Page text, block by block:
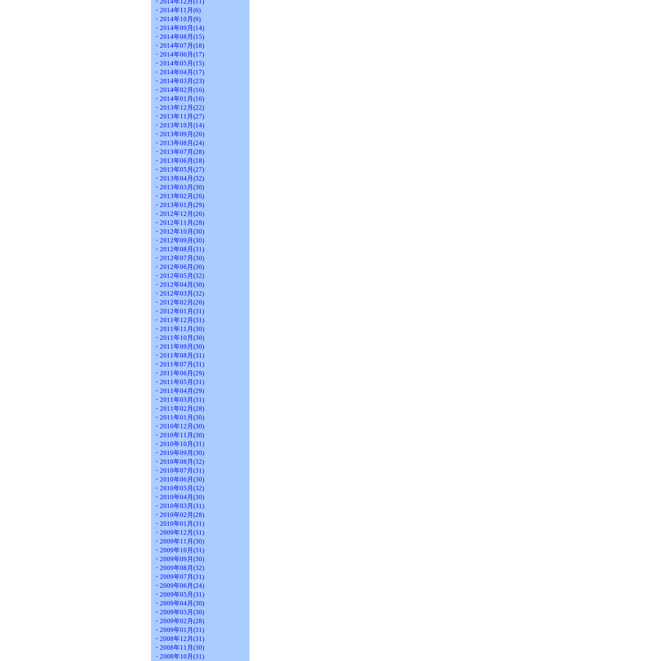
・2014年11月(6)
・2014年10月(9)
・2014年09月(14)
・2014年08月(15)
・2014年07月(18)
・2014年06月(17)
・2014年05月(15)
・2014年04月(17)
・2014年03月(23)
・2014年02月(16)
・2014年01月(16)
・2013年12月(22)
・2013年11月(27)
・2013年10月(14)
・2013年09月(26)
・2013年08月(24)
・2013年07月(28)
・2013年06月(18)
・2013年05月(27)
・2013年04月(32)
・2013年03月(30)
・2013年02月(26)
・2013年01月(29)
・2012年12月(26)
・2012年11月(28)
・2012年10月(30)
・2012年09月(30)
・2012年08月(31)
・2012年07月(30)
・2012年06月(30)
・2012年05月(32)
・2012年04月(30)
・2012年03月(32)
・2012年02月(26)
・2012年01月(31)
・2011年12月(31)
・2011年11月(30)
・2011年10月(30)
・2011年09月(30)
・2011年08月(31)
・2011年07月(31)
・2011年06月(29)
・2011年05月(31)
・2011年04月(29)
・2011年03月(31)
・2011年02月(28)
・2011年01月(30)
・2010年12月(30)
・2010年11月(30)
・2010年10月(31)
・2010年09月(30)
・2010年08月(32)
・2010年07月(31)
・2010年06月(30)
・2010年05月(32)
・2010年04月(30)
・2010年03月(31)
・2010年02月(28)
・2010年01月(31)
・2009年12月(31)
・2009年11月(30)
・2009年10月(31)
・2009年09月(30)
・2009年08月(32)
・2009年07月(31)
・2009年06月(24)
・2009年05月(31)
・2009年04月(30)
・2009年03月(30)
・2009年02月(28)
・2009年01月(31)
・2008年12月(31)
・2008年11月(30)
・2008年10月(31)